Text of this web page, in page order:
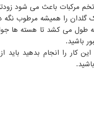
مرکبات باعث می شود
گلدان را همیشه مرطوب نگه
طول می کشد تا هسته ها
باشید.
این کار را انجام بدهید